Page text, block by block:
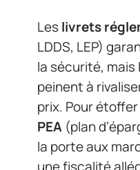
Leslivrets
LDDS, LEP)
la sécurité,
peinent à
prix. Pour
PEA (plan
la porte aux